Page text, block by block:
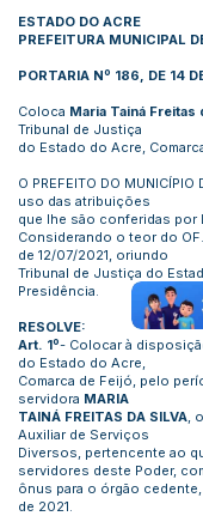
ESTADO DO ACRE
PREFEITURA MUNICIPAL
PORTARIA Nº 186, DE 14
Coloca Maria Tainá Freitas
Tribunal de Justiça
do Estado do Acre,
O PREFEITO DO MUNICÍPIO
uso das atribuições
que lhe são conferidas por
Considerando o teor do OF.
de 12/07/2021, oriundo
Tribunal de Justiça do
Presidência.
RESOLVE:
Art. 1º- Colocar à
do Estado do Acre,
Comarca de Feijó, pelo
servidora MARIA
TAINÁ FREITAS DA SILVA,
Auxiliar de Serviços
Diversos, pertencente ao
servidores deste Poder,
ônus para o órgão
de 2021.